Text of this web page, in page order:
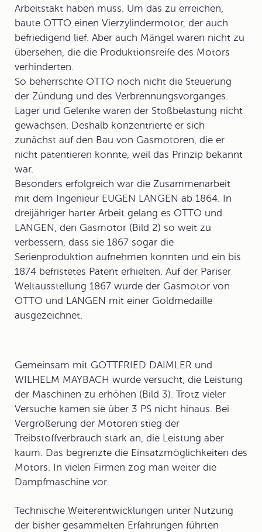
Arbeitstakt haben muss. Um das zu erreichen,
baute OTTO einen Vierzylindermotor, der auch
befriedigend lief. Aber auch Mängel waren nicht zu
übersehen, die die Produktionsreife des Motors
verhinderten.
So beherrschte OTTO noch nicht die Steuerung
der Zündung und des Verbrennungsvorganges.
Lager und Gelenke waren der Stoßbelastung nicht
gewachsen. Deshalb konzentrierte er sich
zunächst auf den Bau von Gasmotoren, die er
nicht patentieren konnte, weil das Prinzip bekannt
war.
Besonders erfolgreich war die Zusammenarbeit
mit dem Ingenieur EUGEN LANGEN ab 1864. In
dreijähriger harter Arbeit gelang es OTTO und
LANGEN, den Gasmotor (Bild 2) so weit zu
verbessern, dass sie 1867 sogar die
Serienproduktion aufnehmen konnten und ein bis
1874 befristetes Patent erhielten. Auf der Pariser
Weltausstellung 1867 wurde der Gasmotor von
OTTO und LANGEN mit einer Goldmedaille
ausgezeichnet.
Gemeinsam mit GOTTFRIED DAIMLER und
WILHELM MAYBACH wurde versucht, die Leistung
der Maschinen zu erhöhen (Bild 3). Trotz vieler
Versuche kamen sie über 3 PS nicht hinaus. Bei
Vergrößerung der Motoren stieg der
Treibstoffverbrauch stark an, die Leistung aber
kaum. Das begrenzte die Einsatzmöglichkeiten des
Motors. In vielen Firmen zog man weiter die
Dampfmaschine vor.
Technische Weiterentwicklungen unter Nutzung
der bisher gesammelten Erfahrungen führten